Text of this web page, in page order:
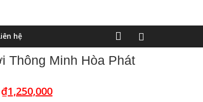
hệ
Thông Minh Hòa Phát
₫1,250,000